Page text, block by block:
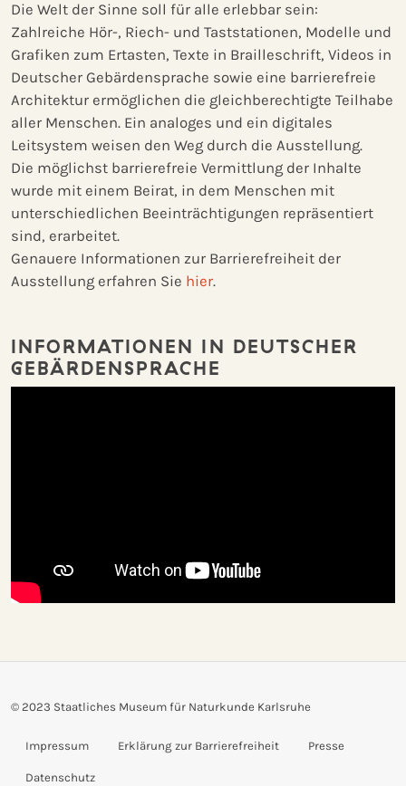
Die Welt der Sinne soll für alle erlebbar sein:
Zahlreiche Hör-, Riech- und Taststationen, Modelle und
Grafiken zum Ertasten, Texte in Brailleschrift, Videos in
Deutscher Gebärdensprache sowie eine barrierefreie
Architektur ermöglichen die gleichberechtigte Teilhabe
aller Menschen. Ein analoges und ein digitales
Leitsystem weisen den Weg durch die Ausstellung.
Die möglichst barrierefreie Vermittlung der Inhalte
wurde mit einem Beirat, in dem Menschen mit
unterschiedlichen Beeinträchtigungen repräsentiert
sind, erarbeitet.
Genauere Informationen zur Barrierefreiheit der
Ausstellung erfahren Sie hier.
INFORMATIONEN IN DEUTSCHER
GEBÄRDENSPRACHE
© 2023 Staatliches Museum für Naturkunde Karlsruhe
Impressum Erklärung zur Barrierefreiheit Presse
Datenschutz